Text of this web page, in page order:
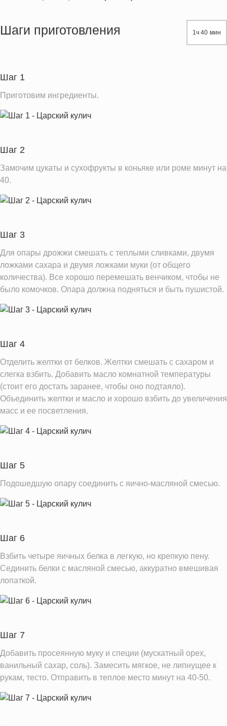
Жиры
180.7 г
Пищевые волокна
Натрий
Насыщенные жиры
Добавленный сахар
63.7 ч.л.
Информация для одной порции
Шаги приготовления 1ч 40 мин
Шаг 1
Приготовим ингредиенты.
Шаг 2
Замочим цукаты и сухофрукты в коньяке или роме минут на
40.
Шаг 3
Для опары дрожжи смешать с теплыми сливками, двумя
ложками сахара и двумя ложками муки (от общего
количества). Все хорошо перемешать венчиком, чтобы не
было комочков. Опара должна подняться и быть пушистой.
Шаг 4
Отделить желтки от белков. Желтки смешать с сахаром и
слегка взбить. Добавить масло комнатной температуры
(стоит его достать заранее, чтобы оно подтаяло).
Объединить желтки и масло и хорошо взбить до увеличения
масс и ее посветления.
Шаг 5
Подошедшую опару соединить с яично-масляной смесью.
Шаг 6
Взбить четыре яичных белка в легкую, но крепкую пену.
Сединить белки с масляной смесью, аккуратно вмешивая
лопаткой.
Шаг 7
Добавить просеянную муку и специи (мускатный орех,
ванильный сахар, соль). Замесить мягкое, не липнущее к
рукам, тесто. Отправить в теплое место минут на 40-50.